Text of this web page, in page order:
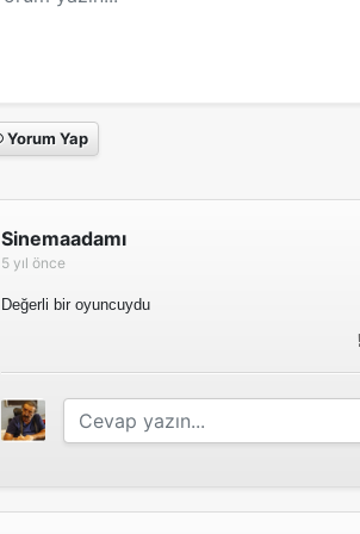
Yorum Yap
Sinemaadamı
5 yıl önce
Değerli bir oyuncuydu